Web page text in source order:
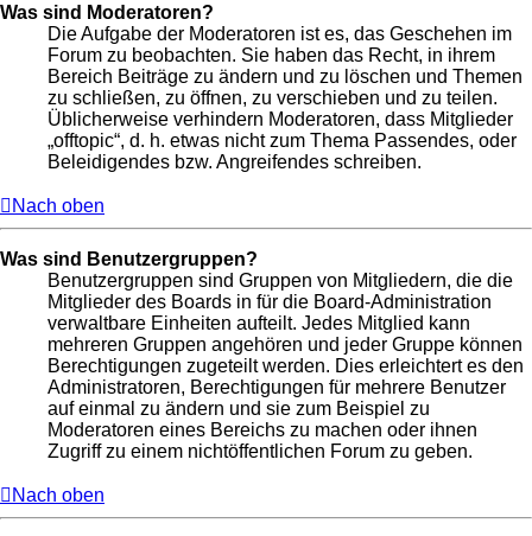
Was sind Moderatoren?
Die Aufgabe der Moderatoren ist es, das Geschehen im
Forum zu beobachten. Sie haben das Recht, in ihrem
Bereich Beiträge zu ändern und zu löschen und Themen
zu schließen, zu öffnen, zu verschieben und zu teilen.
Üblicherweise verhindern Moderatoren, dass Mitglieder
„offtopic“, d. h. etwas nicht zum Thema Passendes, oder
Beleidigendes bzw. Angreifendes schreiben.
Nach oben
Was sind Benutzergruppen?
Benutzergruppen sind Gruppen von Mitgliedern, die die
Mitglieder des Boards in für die Board-Administration
verwaltbare Einheiten aufteilt. Jedes Mitglied kann
mehreren Gruppen angehören und jeder Gruppe können
Berechtigungen zugeteilt werden. Dies erleichtert es den
Administratoren, Berechtigungen für mehrere Benutzer
auf einmal zu ändern und sie zum Beispiel zu
Moderatoren eines Bereichs zu machen oder ihnen
Zugriff zu einem nichtöffentlichen Forum zu geben.
Nach oben